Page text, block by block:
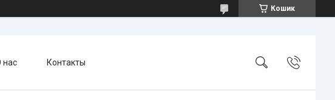
Кошик
нас Контакты